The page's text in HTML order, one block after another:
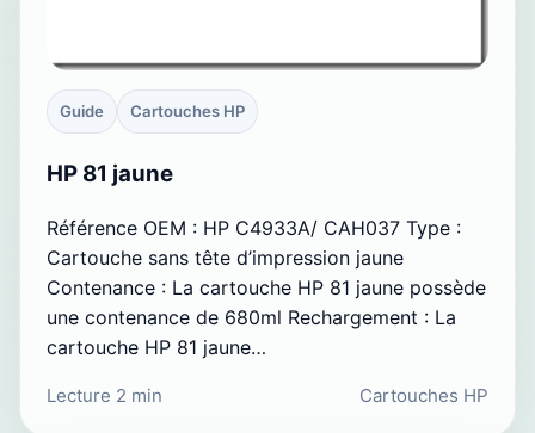
Guide Cartouches HP
HP 81 jaune
Référence OEM : HP C4933A/ CAH037 Type :
Cartouche sans tête d’impression jaune
Contenance : La cartouche HP 81 jaune possède
une contenance de 680ml Rechargement : La
cartouche HP 81 jaune…
Lecture 2 min Cartouches HP